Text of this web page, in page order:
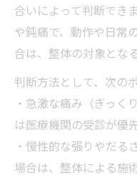
合いによって判断でき
や鈍痛で、動作や日常
合は、整体の対象とな
判断方法として、次の
・急激な痛み（ぎっく
は医療機関の受診が優
・慢性的な張りやだる
場合は、整体による施